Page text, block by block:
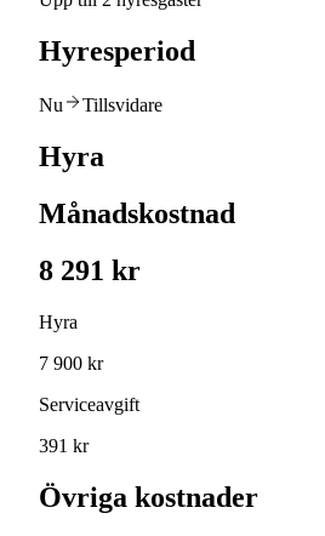
Hyresperiod
Nu Tillsvidare
Hyra
Månadskostnad
8 291 kr
Hyra
7 900 kr
Serviceavgift
391 kr
Övriga kostnader